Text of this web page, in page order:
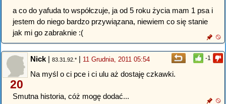
a co do yafuda to współczuje, ja od 5 roku życia mam 1 psa i
jestem do niego bardzo przywiązana, niewiem co się stanie
jak mi go zabraknie :(
-1
20
Nick | 83.31.92.* | 11 Grudnia, 2011 05:54
Na myśl o ci pce i ci ulu aż dostaję czkawki.
Smutna historia, cóż mogę dodać...